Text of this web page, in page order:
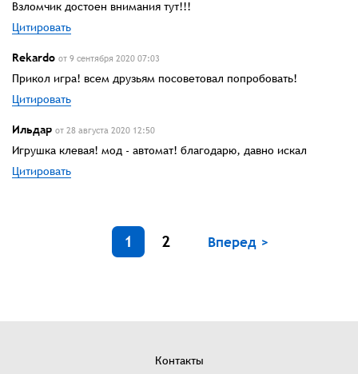
Взломчик достоен внимания тут!!!
Цитировать
Rekardo от 9 сентября 2020 07:03
Прикол игра! всем друзьям посоветовал попробовать!
Цитировать
Ильдар от 28 августа 2020 12:50
Игрушка клевая! мод - автомат! благодарю, давно искал
Цитировать
1 2 Вперед >
Контакты